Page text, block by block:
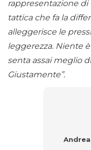
rappresentazione
tattica che fa la
alleggerisce le
leggerezza. Niente
senta assai meglio
Giustamente”.